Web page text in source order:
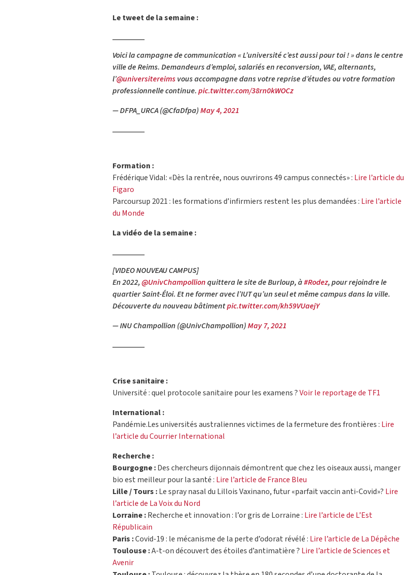
Le tweet de la semaine :
Voici la campagne de communication « L’université c’est aussi pour toi ! » dans le centre
ville de Reims. Demandeurs d’emploi, salariés en reconversion, VAE, alternants,
l’@universitereimsvous accompagne dans votre reprise d’études ou votre formation
professionnelle continue.pic.twitter.com/38rn0kWOCz
— DFPA_URCA (@CfaDfpa)May 4, 2021
Formation :
Frédérique Vidal: «Dès la rentrée, nous ouvrirons 49 campus connectés» : Lire l’article du
Figaro
Parcoursup 2021 : les formations d’infirmiers restent les plus demandées : Lire l’article
du Monde
La vidéo de la semaine :
[VIDEO NOUVEAU CAMPUS]
En 2022,@UnivChampollionquittera le site de Burloup, à#Rodez, pour rejoindre le
quartier Saint-Éloi. Et ne former avec l’IUT qu’un seul et même campus dans la ville.
Découverte du nouveau bâtimentpic.twitter.com/kh59VUaejY
— INU Champollion (@UnivChampollion)May 7, 2021
Crise sanitaire :
Université : quel protocole sanitaire pour les examens ?Voir le reportage de TF1
International :
Pandémie.Les universités australiennes victimes de la fermeture des frontières : Lire
l’article du Courrier International
Recherche :
Bourgogne :Des chercheurs dijonnais démontrent que chez les oiseaux aussi, manger
bio est meilleur pour la santé : Lire l’article de France Bleu
Lille / Tours :Le spray nasal du Lillois Vaxinano, futur «parfait vaccin anti-Covid»? Lire
l’article de La Voix du Nord
Lorraine :Recherche et innovation : l’or gris de Lorraine : Lire l’article de L’Est
Républicain
Paris :Covid-19 : le mécanisme de la perte d’odorat révélé : Lire l’article de La Dépêche
Toulouse :A-t-on découvert des étoiles d’antimatière ? Lire l’article de Sciences et
Avenir